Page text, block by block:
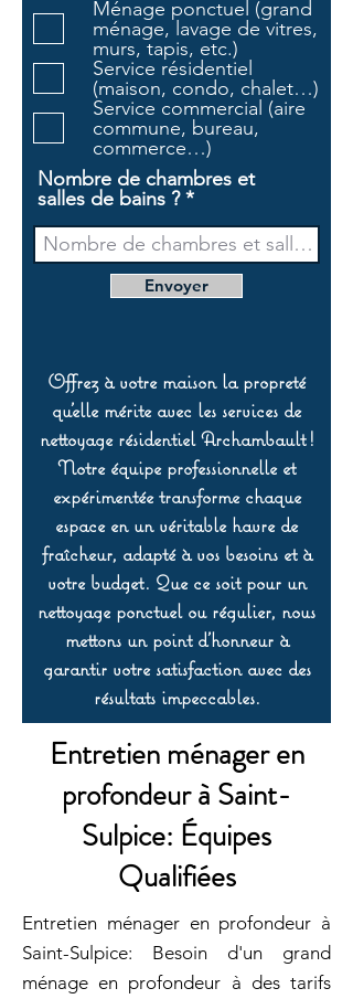
t
o
i
r
e
Ménage ponctuel (grand
ménage, lavage de vitres,
murs, tapis, etc.)
Service résidentiel
(maison, condo, chalet…)
Service commercial (aire
commune, bureau,
commerce…)
Nombre de chambres et
salles de bains ?
Envoyer
Offrez à votre maison la propreté
qu’elle mérite avec les services de
nettoyage résidentiel Archambault !
Notre équipe professionnelle et
expérimentée transforme chaque
espace en un véritable havre de
fraîcheur, adapté à vos besoins et à
votre budget. Que ce soit pour un
nettoyage ponctuel ou régulier, nous
mettons un point d’honneur à
garantir votre satisfaction avec des
résultats impeccables.
Entretien ménager en
profondeur à Saint-
Sulpice: Équipes
Qualifiées
Entretien ménager en profondeur à
Saint-Sulpice: Besoin d'un grand
ménage en profondeur à des tarifs